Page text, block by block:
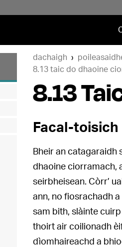
dachaigh
8.13 taic do dhaoine
8.13
Facal-toisich
Bheir an catagaraidh
dhaoine ciorramach,
seirbheisean. Còrr’
ann, no fiosrachadh
sam bith, slàinte
thoirt air coilionadh
dìomhaireachd a